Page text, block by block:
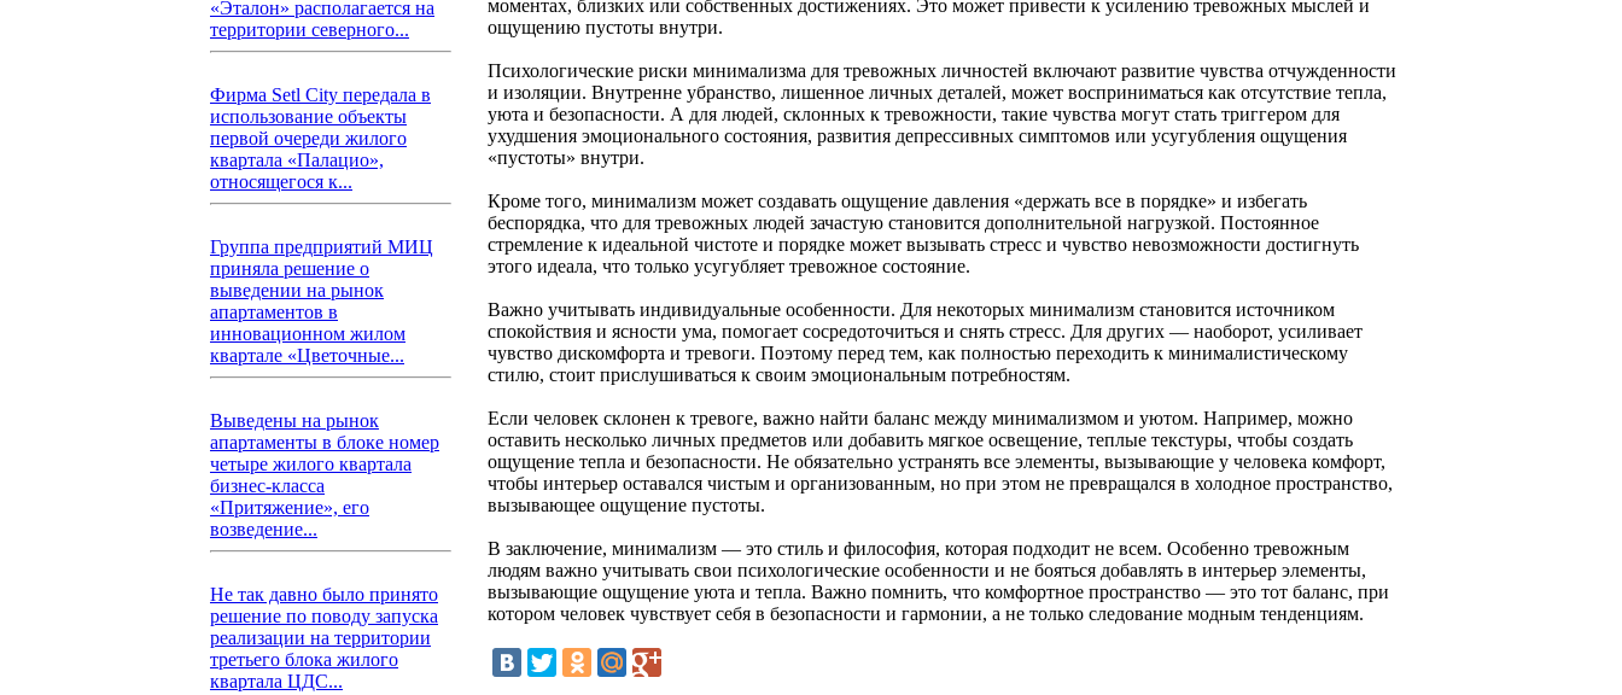
«Эталон» располагается на
территории северного...
Фирма Setl City передала в
использование объекты
первой очереди жилого
квартала «Палацио»,
относящегося к...
Группа предприятий МИЦ
приняла решение о
выведении на рынок
апартаментов в
инновационном жилом
квартале «Цветочные...
Выведены на рынок
апартаменты в блоке номер
четыре жилого квартала
бизнес-класса
«Притяжение», его
возведение...
Не так давно было принято
решение по поводу запуска
реализации на территории
третьего блока жилого
квартала ЦДС...
моментах, близких или собственных достижениях. Это может привести к усилению тревожных мыслей и
ощущению пустоты внутри.
Психологические риски минимализма для тревожных личностей включают развитие чувства отчужденности
и изоляции. Внутренне убранство, лишенное личных деталей, может восприниматься как отсутствие тепла,
уюта и безопасности. А для людей, склонных к тревожности, такие чувства могут стать триггером для
ухудшения эмоционального состояния, развития депрессивных симптомов или усугубления ощущения
«пустоты» внутри.
Кроме того, минимализм может создавать ощущение давления «держать все в порядке» и избегать
беспорядка, что для тревожных людей зачастую становится дополнительной нагрузкой. Постоянное
стремление к идеальной чистоте и порядке может вызывать стресс и чувство невозможности достигнуть
этого идеала, что только усугубляет тревожное состояние.
Важно учитывать индивидуальные особенности. Для некоторых минимализм становится источником
спокойствия и ясности ума, помогает сосредоточиться и снять стресс. Для других — наоборот, усиливает
чувство дискомфорта и тревоги. Поэтому перед тем, как полностью переходить к минималистическому
стилю, стоит прислушиваться к своим эмоциональным потребностям.
Если человек склонен к тревоге, важно найти баланс между минимализмом и уютом. Например, можно
оставить несколько личных предметов или добавить мягкое освещение, теплые текстуры, чтобы создать
ощущение тепла и безопасности. Не обязательно устранять все элементы, вызывающие у человека комфорт,
чтобы интерьер оставался чистым и организованным, но при этом не превращался в холодное пространство,
вызывающее ощущение пустоты.
В заключение, минимализм — это стиль и философия, которая подходит не всем. Особенно тревожным
людям важно учитывать свои психологические особенности и не бояться добавлять в интерьер элементы,
вызывающие ощущение уюта и тепла. Важно помнить, что комфортное пространство — это тот баланс, при
котором человек чувствует себя в безопасности и гармонии, а не только следование модным тенденциям.